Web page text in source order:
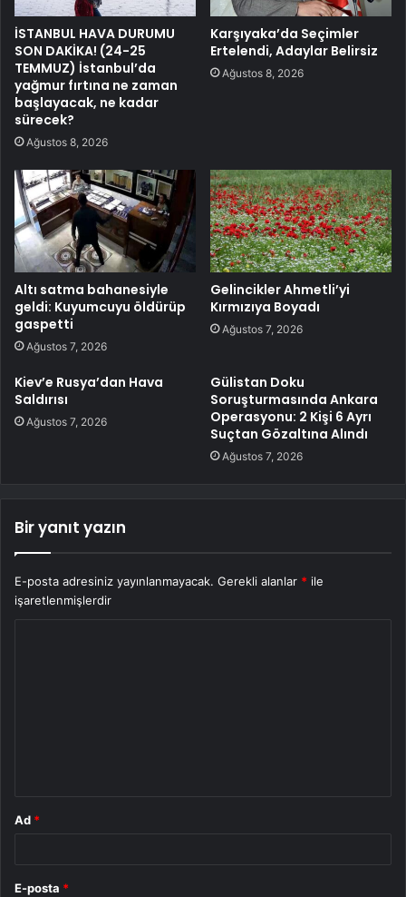
İSTANBUL HAVA DURUMU
SON DAKİKA! (24-25
TEMMUZ) İstanbul’da
yağmur fırtına ne zaman
başlayacak, ne kadar
sürecek?
Ağustos 8, 2026
Karşıyaka’da Seçimler
Ertelendi, Adaylar Belirsiz
Ağustos 8, 2026
Altı satma bahanesiyle
geldi: Kuyumcuyu öldürüp
gaspetti
Ağustos 7, 2026
Gelincikler Ahmetli’yi
Kırmızıya Boyadı
Ağustos 7, 2026
Kiev’e Rusya’dan Hava
Saldırısı
Ağustos 7, 2026
Gülistan Doku
Soruşturmasında Ankara
Operasyonu: 2 Kişi 6 Ayrı
Suçtan Gözaltına Alındı
Ağustos 7, 2026
Bir yanıt yazın
E-posta adresiniz yayınlanmayacak. Gerekli alanlar * ile
işaretlenmişlerdir
Ad *
E-posta *